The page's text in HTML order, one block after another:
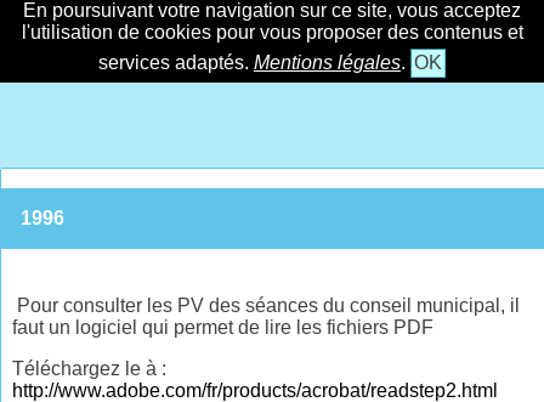
En poursuivant votre navigation sur ce site, vous acceptez
l'utilisation de cookies pour vous proposer des contenus et
services adaptés. Mentions légales. OK
1996
Pour consulter les PV des séances du conseil municipal, il
faut un logiciel qui permet de lire les fichiers PDF
Téléchargez le à :
http://www.adobe.com/fr/products/acrobat/readstep2.html